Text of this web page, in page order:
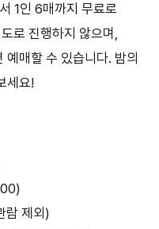
1인 6매까지 무료로
로 진행하지 않으며,
매할 수 있습니다. 밤의
세요!
람 제외)